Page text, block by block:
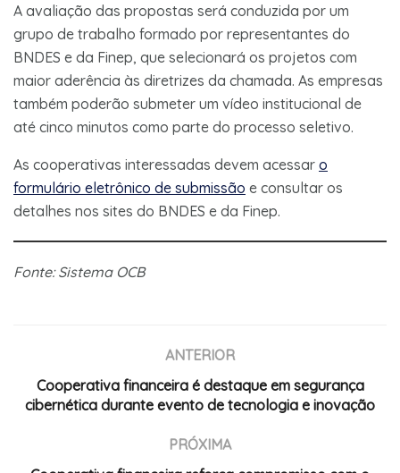
A avaliação das propostas será conduzida por um
grupo de trabalho formado por representantes do
BNDES e da Finep, que selecionará os projetos com
maior aderência às diretrizes da chamada. As empresas
também poderão submeter um vídeo institucional de
até cinco minutos como parte do processo seletivo.
As cooperativas interessadas devem acessar o
formulário eletrônico de submissão e consultar os
detalhes nos sites do BNDES e da Finep.
Fonte: Sistema OCB
ANTERIOR
Cooperativa financeira é destaque em segurança
cibernética durante evento de tecnologia e inovação
PRÓXIMA